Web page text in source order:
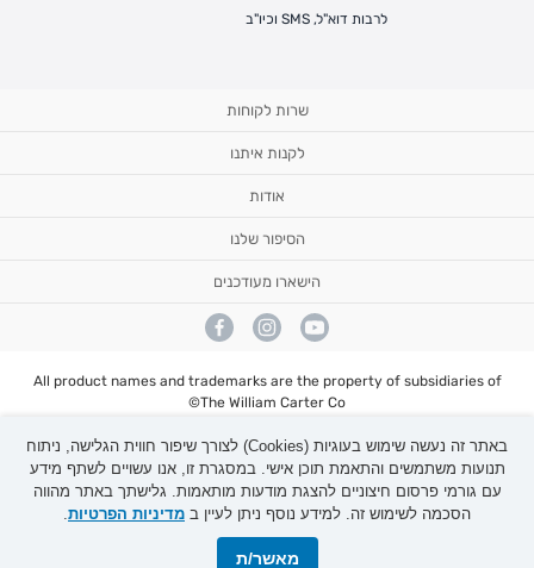
באתר זה נעשה שימוש בעוגיות (Cookies) לצורך שיפור חווית הגלישה, ניתוח
תנועות משתמשים והתאמת תוכן אישי. במסגרת זו, אנו עשויים לשתף מידע
עם גורמי פרסום חיצוניים להצגת מודעות מותאמות. גלישתך באתר מהווה
הסכמה לשימוש זה. למידע נוסף ניתן לעיין ב מדיניות הפרטיות.
מאשר/ת
לרבות דוא"ל, SMS וכיו"ב
שרות לקוחות
מעקב הזמנה
החזרות
שאלות ותשובות
לקנות איתנו
ביגוד ראשוני לתינוק
תשלום באתר עם שוברי קניה/Gift card
אודות
הצהרת נגישות
מדריך מידות נעליים
מאמרים
תקנון אתר
הסיפור שלנו
אודותינו
אתרים בינלאומיים
הסיפור שלנו
הישארו מעודכנים
All product names and trademarks are the property of subsidiaries of
The William Carter Co©
שפיים 6099000